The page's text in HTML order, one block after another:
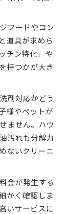
フードやコン
道具が求めら
チン特化」や
持つかが大き
剤対応かどう
様やペットが
ません。ハウ
汚れも分解力
ないクリーニ
金が発生する
かく確認しま
いサービスに